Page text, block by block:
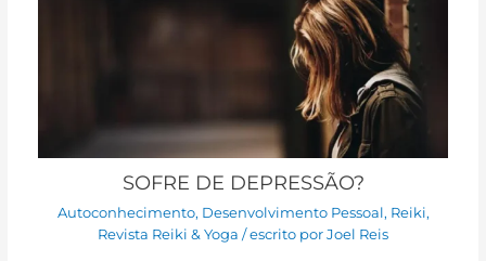
SOFRE DE DEPRESSÃO?
Autoconhecimento, Desenvolvimento Pessoal, Reiki,
Revista Reiki & Yoga / escrito por Joel Reis